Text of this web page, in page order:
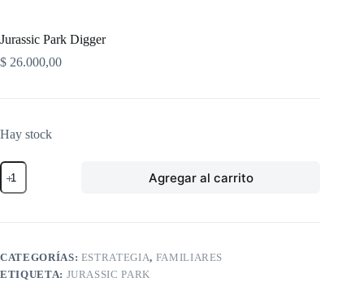
Jurassic Park Digger
$ 26.000,00
Hay stock
Jurassic
Park
Digger
Agregar al carrito
CATEGORÍAS: ESTRATEGIA, FAMILIARES
ETIQUETA: JURASSIC PARK